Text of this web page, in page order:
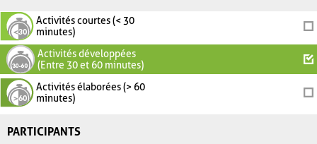
Activités courtes (< 30
minutes)
Activités développées
(Entre 30 et 60 minutes)
Activités élaborées (> 60
minutes)
PARTICIPANTS